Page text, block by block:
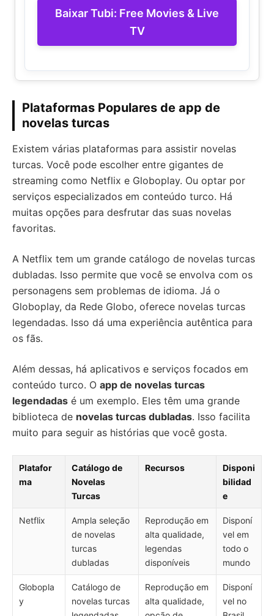
Baixar Tubi: Free Movies & Live
TV
Plataformas Populares de app de
novelas turcas
Existem várias plataformas para assistir novelas
turcas. Você pode escolher entre gigantes de
streaming como Netflix e Globoplay. Ou optar por
serviços especializados em conteúdo turco. Há
muitas opções para desfrutar das suas novelas
favoritas.
A Netflix tem um grande catálogo de novelas turcas
dubladas. Isso permite que você se envolva com os
personagens sem problemas de idioma. Já o
Globoplay, da Rede Globo, oferece novelas turcas
legendadas. Isso dá uma experiência autêntica para
os fãs.
Além dessas, há aplicativos e serviços focados em
conteúdo turco. O app de novelas turcas
legendadas é um exemplo. Eles têm uma grande
biblioteca de novelas turcas dubladas. Isso facilita
muito para seguir as histórias que você gosta.
Platafor
ma
Catálogo de
Novelas
Turcas
Recursos
Disponi
bilidad
e
Netflix
Ampla seleção
de novelas
turcas
dubladas
Reprodução em
alta qualidade,
legendas
disponíveis
Disponí
vel em
todo o
mundo
Globopla
y
Catálogo de
novelas turcas
Reprodução em
alta qualidade,
Disponí
vel no